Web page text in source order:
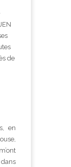
de
en